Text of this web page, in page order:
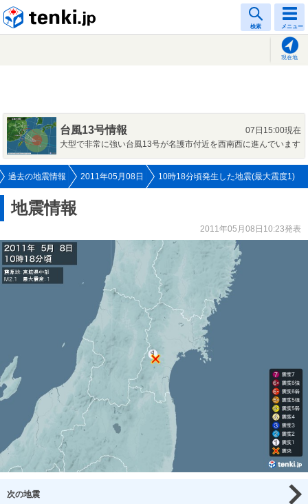
検索 メニュー
現在地
台風13号情報
07日15:00現在
大型で非常に強い台風13号が名護市付近を西南西に進んでいます
過去の地震情報 2011年05月08日 10時18分頃発生した地震(最大震度1)
地震情報
2011年05月08日10:23発表
次の地震